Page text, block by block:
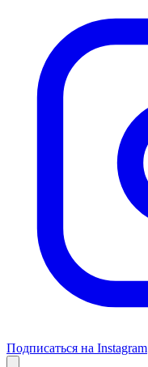
Подписаться на Instagram